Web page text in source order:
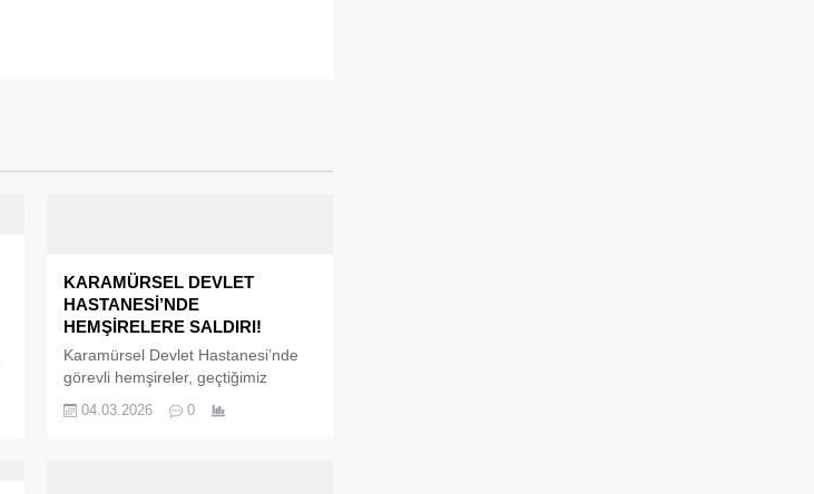
KARAMÜRSEL DEVLET
HASTANESİ’NDE
HEMŞİRELERE SALDIRI!
Karamürsel Devlet Hastanesi’nde
görevli hemşireler, geçtiğimiz
saldırısına uğradı. Sağlık
04.03.2026 0